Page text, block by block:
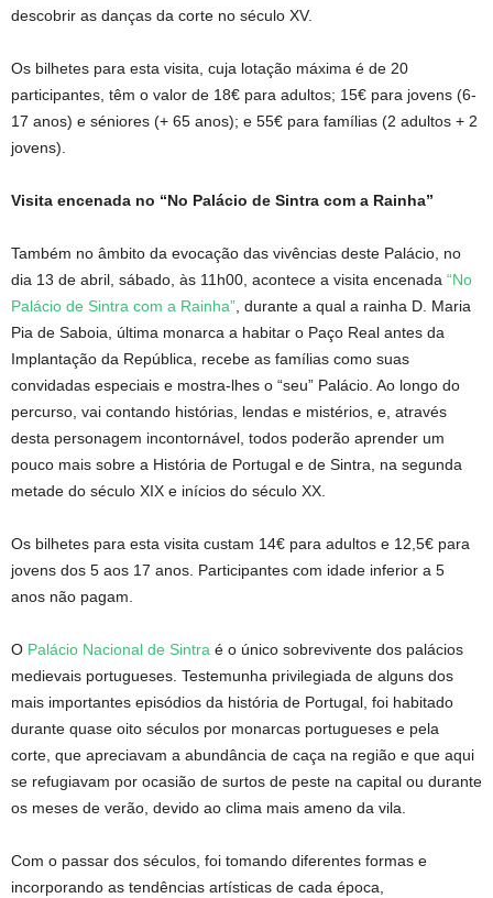
descobrir as danças da corte no século XV.
Os bilhetes para esta visita, cuja lotação máxima é de 20
participantes, têm o valor de 18€ para adultos; 15€ para jovens (6-
17 anos) e séniores (+ 65 anos); e 55€ para famílias (2 adultos + 2
jovens).
Visita encenada no “No Palácio de Sintra com a Rainha”
Também no âmbito da evocação das vivências deste Palácio, no
dia 13 de abril, sábado, às 11h00, acontece a visita encenada “No
Palácio de Sintra com a Rainha” , durante a qual a rainha D. Maria
Pia de Saboia, última monarca a habitar o Paço Real antes da
Implantação da República, recebe as famílias como suas
convidadas especiais e mostra-lhes o “seu” Palácio. Ao longo do
percurso, vai contando histórias, lendas e mistérios, e, através
desta personagem incontornável, todos poderão aprender um
pouco mais sobre a História de Portugal e de Sintra, na segunda
metade do século XIX e inícios do século XX.
Os bilhetes para esta visita custam 14€ para adultos e 12,5€ para
jovens dos 5 aos 17 anos. Participantes com idade inferior a 5
anos não pagam.
O Palácio Nacional de Sintra é o único sobrevivente dos palácios
medievais portugueses. Testemunha privilegiada de alguns dos
mais importantes episódios da história de Portugal, foi habitado
durante quase oito séculos por monarcas portugueses e pela
corte, que apreciavam a abundância de caça na região e que aqui
se refugiavam por ocasião de surtos de peste na capital ou durante
os meses de verão, devido ao clima mais ameno da vila.
Com o passar dos séculos, foi tomando diferentes formas e
incorporando as tendências artísticas de cada época,